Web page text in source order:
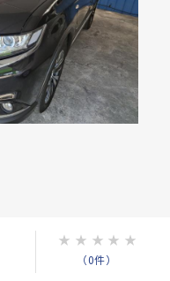
★ ★ ★ ★ ★
（0件）